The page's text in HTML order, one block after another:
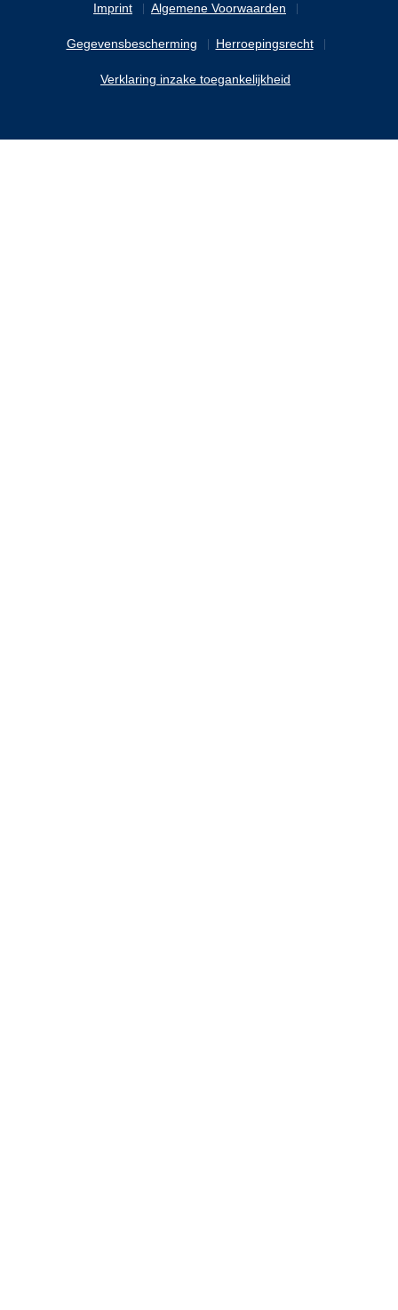
Imprint Algemene Voorwaarden
Gegevensbescherming Herroepingsrecht
Verklaring inzake toegankelijkheid